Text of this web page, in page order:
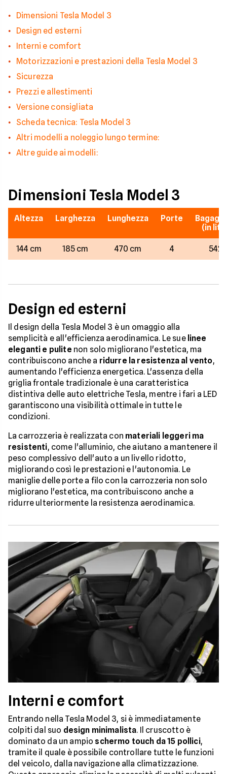
Dimensioni Tesla Model 3
Design ed esterni
Interni e comfort
Motorizzazioni e prestazioni della Tesla Model 3
Sicurezza
Prezzi e allestimenti
Versione consigliata
Scheda tecnica: Tesla Model 3
Altri modelli a noleggio lungo termine:
Altre guide ai modelli:
Dimensioni Tesla Model 3
Altezza Larghezza Lunghezza Porte
(in
144 cm 185 cm 470 cm 4 542
Design ed esterni
Il design della Tesla Model 3 è un omaggio alla
semplicità e all'efficienza aerodinamica. Le sue linee
eleganti e pulite non solo migliorano l'estetica, ma
contribuiscono anche a ridurre la resistenza al vento,
aumentando l'efficienza energetica. L'assenza della
griglia frontale tradizionale è una caratteristica
distintiva delle auto elettriche Tesla, mentre i fari a LED
garantiscono una visibilità ottimale in tutte le
condizioni.
La carrozzeria è realizzata con materiali leggeri ma
resistenti, come l'alluminio, che aiutano a mantenere il
peso complessivo dell'auto a un livello ridotto,
migliorando così le prestazioni e l'autonomia. Le
maniglie delle porte a filo con la carrozzeria non solo
migliorano l'estetica, ma contribuiscono anche a
ridurre ulteriormente la resistenza aerodinamica.
Interni e comfort
Entrando nella Tesla Model 3, si è immediatamente
colpiti dal suo design minimalista. Il cruscotto è
dominato da un ampio schermo touch da 15 pollici,
tramite il quale è possibile controllare tutte le funzioni
del veicolo, dalla navigazione alla climatizzazione.